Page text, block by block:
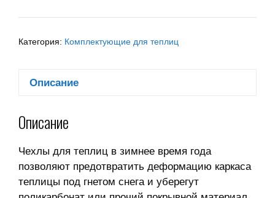
Категория: Комплектующие для теплиц
Описание
Описание
Чехлы для теплиц в зимнее время года
позволяют предотвратить деформацию каркаса
теплицы под гнетом снега и уберегут